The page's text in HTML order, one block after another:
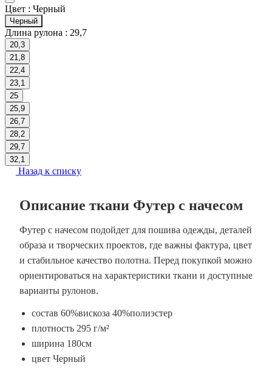
Цвет : Черный
Черный
Длина рулона : 29,7
20,3
21,8
22,4
23,1
25
25,9
26,7
28,2
29,7
32,1
Назад к списку
Описание ткани Футер с начесом
Футер с начесом подойдет для пошива одежды, деталей
образа и творческих проектов, где важны фактура, цвет
и стабильное качество полотна. Перед покупкой можно
ориентироваться на характеристики ткани и доступные
варианты рулонов.
состав 60%вискоза 40%полиэстер
плотность 295 г/м²
ширина 180см
цвет Черный